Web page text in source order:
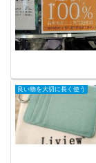
良い物を大切に長く使う